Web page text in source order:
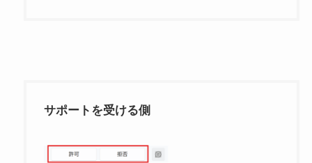
サポートを受ける側